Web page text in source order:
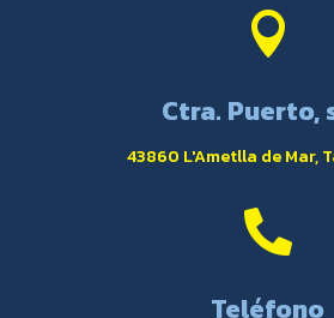

Ctra. Puerto,
43860 L'Ametlla de Mar,

Teléfono